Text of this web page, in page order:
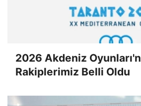
2026 Akdeniz
Rakiplerimiz Belli Oldu